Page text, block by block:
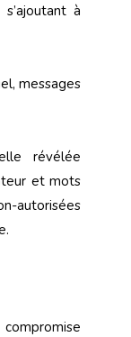
à
messages
révélée
et mots